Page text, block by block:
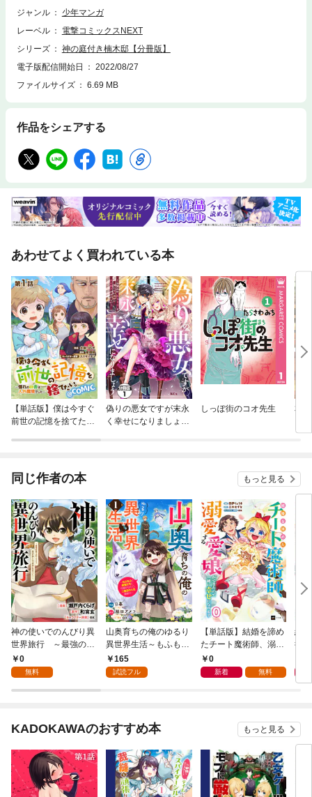
ジャンル
少年マンガ
レーベル
電撃コミックスNEXT
シリーズ
神の庭付き楠木邸【分冊版】
電子版配信開始日
2022/08/27
ファイルサイズ
6.69 MB
作品をシェアする
あわせてよく買われている本
【単話版】僕は今すぐ
前世の記憶を捨てた
偽りの悪女ですが末永
く幸せになりましょう
しっぽ街のコオ先生 本
同じ作者の本 もっと見る
神の使いでのんびり異
世界旅行 ～最強の体
でスローライフ。魔法
を楽しんで自由に生き
（コミック） １話
0
無料
山奥育ちの俺のゆるり
異世界生活～もふもふ
と最強たちに可愛がら
れて、二度目の人生満
165
試読フル
【単話版】結婚を諦め
たチート魔術師、溺愛
する愛娘ができたので
一緒に幸せになりま
0
新着 無料
結
術
に
典
KADOKAWAのおすすめ本 もっと見る